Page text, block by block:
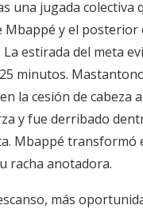
una jugada colectiva
Mbappé y el posterior
La estirada del meta
minutos.
la cesión de cabeza
y fue derribado
Mbappé transformó
racha anotadora.
más